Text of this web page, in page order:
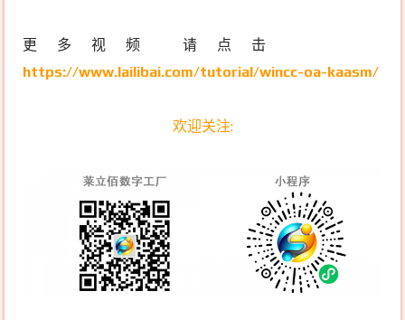
更多视频 请点击
https://www.lailibai.com/tutorial/wincc-oa-kaasm/
欢迎关注: